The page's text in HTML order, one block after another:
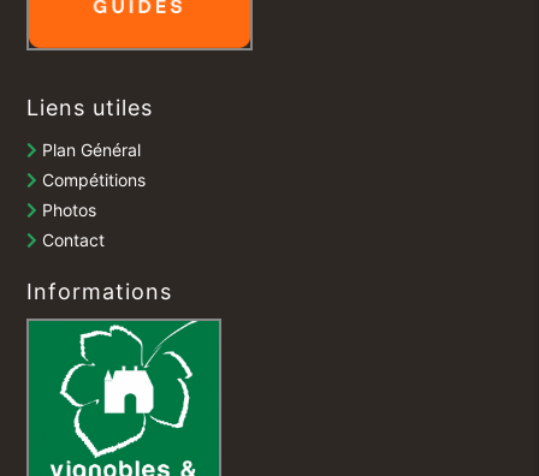
Liens utiles
Plan Général
Compétitions
Photos
Contact
Informations